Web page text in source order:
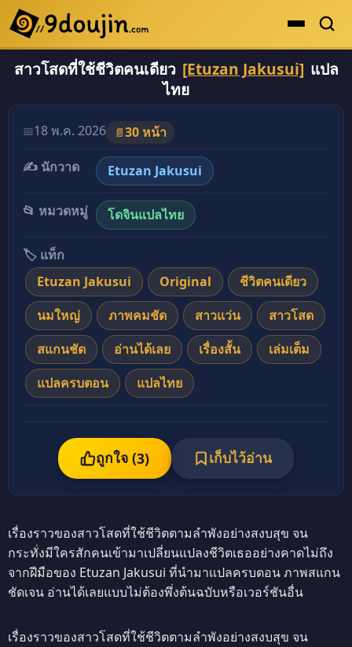
ดูเยอะสุด
คะแนนเยอะสุด
โดจินรูปสี
ระดับตำนาน
ยอดนิยม
เรื่องที่เก็บไว้
สาวโสดที่ใช้ชีวิตคนเดียว [Etuzan Jakusui] แปล
ไทย
📅18 พ.ค. 2026 📄30 หน้า
✍️ นักวาด
Etuzan Jakusui
📂 หมวดหมู่ โดจินแปลไทย
🏷️ แท็ก
Etuzan Jakusui
Original
ชีวิตคนเดียว
นมใหญ่
ภาพคมชัด สาวแว่น
สาวโสด
สแกนชัด
อ่านได้เลย เรื่องสั้น
เล่มเต็ม
แปลครบตอน
แปลไทย
ถูกใจ (3) เก็บไว้อ่าน
เรื่องราวของสาวโสดที่ใช้ชีวิตตามลำพังอย่างสงบสุข จน
กระทั่งมีใครสักคนเข้ามาเปลี่ยนแปลงชีวิตเธออย่างคาดไม่ถึง
จากฝีมือของ Etuzan Jakusui ที่นำมาแปลครบตอน ภาพสแกน
ชัดเจน อ่านได้เลยแบบไม่ต้องพึ่งต้นฉบับหรือเวอร์ชันอื่น
เรื่องราวของสาวโสดที่ใช้ชีวิตตามลำพังอย่างสงบสุข จน